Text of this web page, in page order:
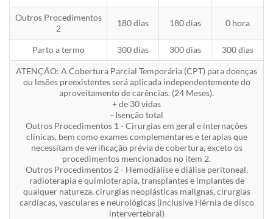
Outros Procedimentos
2
180 dias 180 dias 0 hora
Parto a termo 300 dias 300 dias 300 dias
ATENÇÃO: A Cobertura Parcial Temporária (CPT) para doenças
ou lesões preexistentes será aplicada independentemente do
aproveitamento de carências. (24 Meses).
+ de 30 vidas
- Isenção total
Outros Procedimentos 1 - Cirurgias em geral e internações
clinicas, bem como exames complementares e terapias que
necessitam de verificação prévia de cobertura, exceto os
procedimentos mencionados no item 2.
Outros Procedimentos 2 - Hemodiálise e diálise peritoneal,
radioterapia e quimioterapia, transplantes e implantes de
qualquer natureza, cirurgias neoplásticas malignas, cirurgias
cardíacas, vasculares e neurológicas (inclusive Hérnia de disco
intervertebral)